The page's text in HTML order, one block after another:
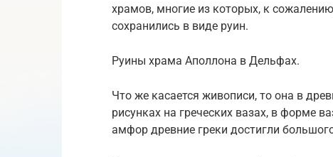
храмов, многие из которых, к
сохранились в виде руин.
Руины храма Аполлона в Дельфах.
Что же касается живописи, то она в
рисунках на греческих вазах, в форме
амфор древние греки достигли